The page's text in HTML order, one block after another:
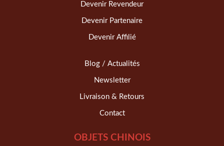
Devenir Revendeur
Devenir Partenaire
Devenir Affilié
Blog / Actualités
Newsletter
Livraison & Retours
Contact
OBJETS CHINOIS